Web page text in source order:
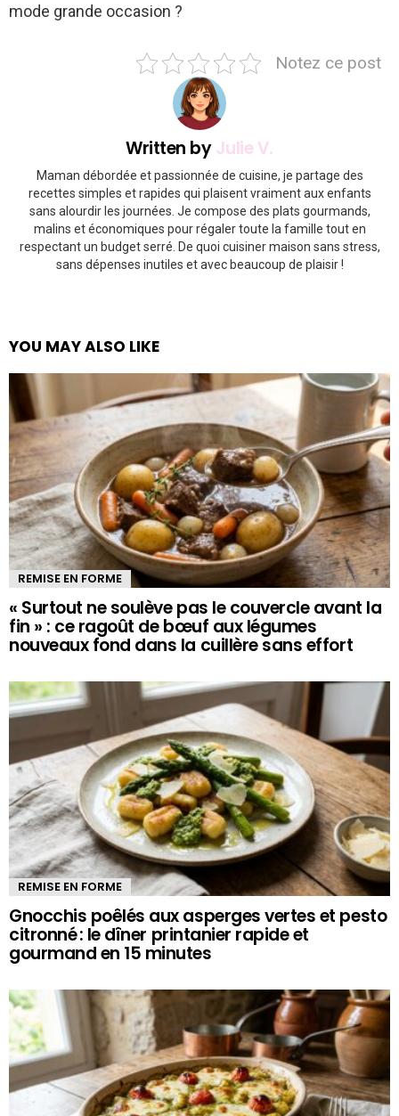
mode grande occasion ?
Notez ce post
Written byJulie V.
Maman débordée et passionnée de cuisine, je partage des
recettes simples et rapides qui plaisent vraiment aux enfants
sans alourdir les journées. Je compose des plats gourmands,
malins et économiques pour régaler toute la famille tout en
respectant un budget serré. De quoi cuisiner maison sans stress,
sans dépenses inutiles et avec beaucoup de plaisir !
YOU MAY ALSO LIKE
REMISE EN FORME
« Surtout ne soulève pas le couvercle avant la
fin » : ce ragoût de bœuf aux légumes
nouveaux fond dans la cuillère sans effort
REMISE EN FORME
Gnocchis poêlés aux asperges vertes et pesto
citronné : le dîner printanier rapide et
gourmand en 15 minutes